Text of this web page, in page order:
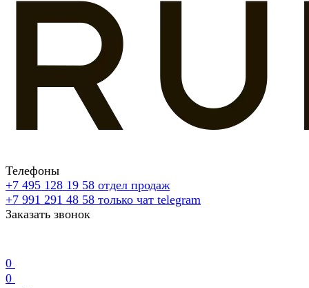
Телефоны
+7 495 128 19 58 отдел продаж
+7 991 291 48 58 только чат telegram
Заказать звонок
0
0